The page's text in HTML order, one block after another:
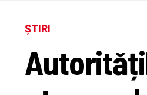
ȘTIRI